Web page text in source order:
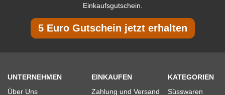
Einkaufsgutschein.
5 Euro Gutschein jetzt erhalten
UNTERNEHMEN
Über Uns
EINKAUFEN
Zahlung und Versand
KATEGORIEN
Süsswaren